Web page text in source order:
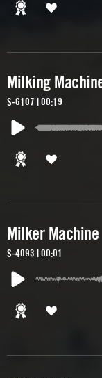
Milking
S-6107 | 00:19
Milker Machine
S-4093 | 00:01